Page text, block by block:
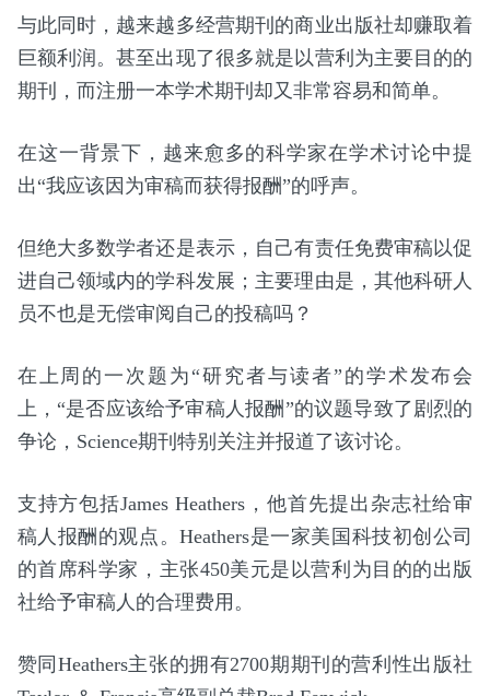
与此同时，越来越多经营期刊的商业出版社却赚取着
巨额利润。甚至出现了很多就是以营利为主要目的的
期刊，而注册一本学术期刊却又非常容易和简单。
在这一背景下，越来愈多的科学家在学术讨论中提
出“我应该因为审稿而获得报酬”的呼声。
但绝大多数学者还是表示，自己有责任免费审稿以促
进自己领域内的学科发展；主要理由是，其他科研人
员不也是无偿审阅自己的投稿吗？
在上周的一次题为“研究者与读者”的学术发布会
上，“是否应该给予审稿人报酬”的议题导致了剧烈的
争论，Science期刊特别关注并报道了该讨论。
支持方包括James Heathers，他首先提出杂志社给审
稿人报酬的观点。Heathers是一家美国科技初创公司
的首席科学家，主张450美元是以营利为目的的出版
社给予审稿人的合理费用。
赞同Heathers主张的拥有2700期期刊的营利性出版社